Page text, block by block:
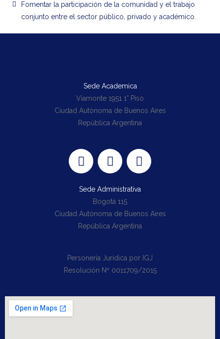
Fomentar la participación de la comunidad y el trabajo
conjunto entre el sector público, privado y académico.
Sede Academica
Viamonte 1951 1° Piso
Ciudad Autónoma de Buenos Aires
República Argentina
Sede Administrativa
Bogotá 115
Ciudad Autónoma de Buenos Aires
República Argentina
Personería Jurídica por IGJ
Resolución Nº 0011709/2015